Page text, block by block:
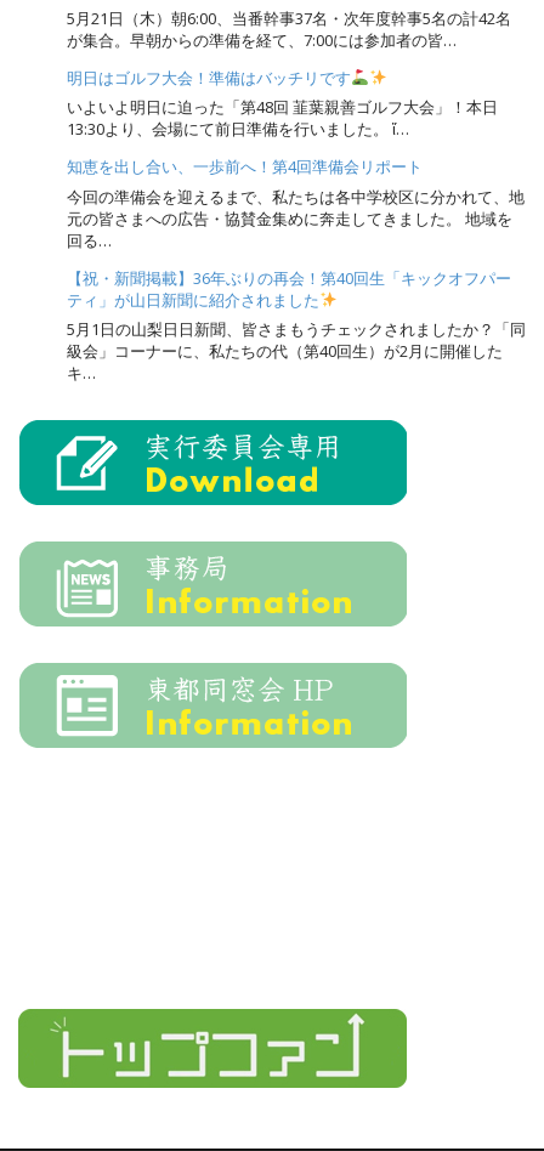
5月21日（木）朝6:00、当番幹事37名・次年度幹事5名の計42名
が集合。早朝からの準備を経て、7:00には参加者の皆…
明日はゴルフ大会！準備はバッチリです
いよいよ明日に迫った「第48回 韮葉親善ゴルフ大会」！本日
13:30より、会場にて前日準備を行いました。 ἴ…
知恵を出し合い、一歩前へ！第4回準備会リポート
今回の準備会を迎えるまで、私たちは各中学校区に分かれて、地
元の皆さまへの広告・協賛金集めに奔走してきました。 地域を
回る…
【祝・新聞掲載】36年ぶりの再会！第40回生「キックオフパー
ティ」が山日新聞に紹介されました
5月1日の山梨日日新聞、皆さまもうチェックされましたか？「同
級会」コーナーに、私たちの代（第40回生）が2月に開催した
キ…